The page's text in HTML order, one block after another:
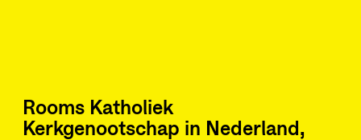
Rooms Katholiek
Kerkgenootschap in Nederland,